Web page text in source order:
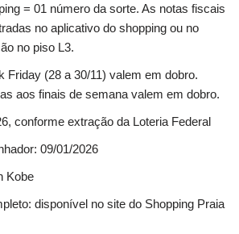
= 01 número da sorte. As notas fiscais
no aplicativo do shopping ou no
no piso L3.
Friday (28 a 30/11) valem em dobro.
aos finais de semana valem em dobro.
conforme extração da Loteria Federal
09/01/2026
Kobe
disponível no site do Shopping Praia